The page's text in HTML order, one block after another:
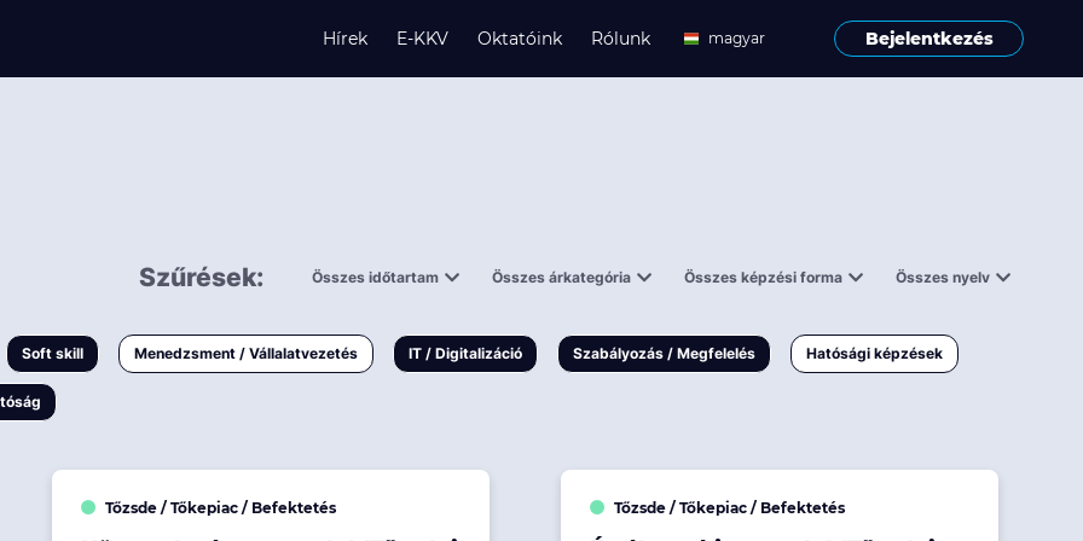
Hírek E-KKV Oktatóink Rólunk
magyar
Bejelentkezés
Szűrések:
Összes időtartam
1-3 napos
Összes árkategória
< 50 000 Ft
Összes képzési forma
Online
Vizsga / pótvizsga
Összes nyelv
magyar
Soft skill Menedzsment / Vállalatvezetés IT / Digitalizáció Szabályozás / Megfelelés Hatósági képzések
Tőzsde / Tőkepiac / Befektetés Tőzsde / Tőkepiac / Befektetés